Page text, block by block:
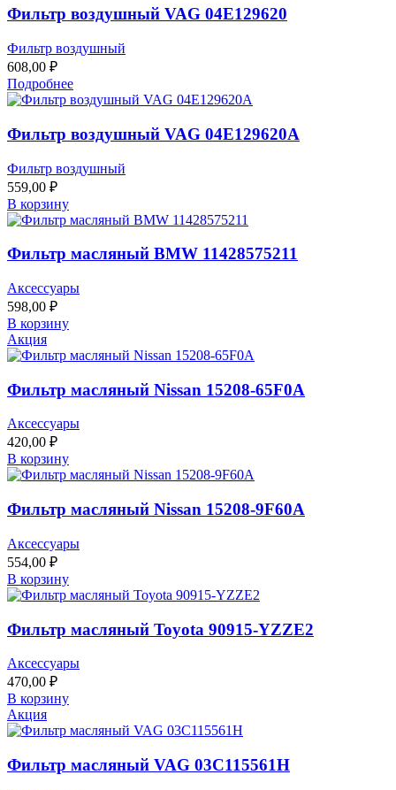
Фильтр воздушный VAG 04E129620
Фильтр воздушный
608,00 ₽
Подробнее
Фильтр воздушный VAG 04E129620A
Фильтр воздушный
559,00 ₽
В корзину
Фильтр масляный BMW 11428575211
Аксессуары
598,00 ₽
В корзину
Акция
Фильтр масляный Nissan 15208-65F0A
Аксессуары
420,00 ₽
В корзину
Фильтр масляный Nissan 15208-9F60A
Аксессуары
554,00 ₽
В корзину
Фильтр масляный Toyota 90915-YZZE2
Аксессуары
470,00 ₽
В корзину
Акция
Фильтр масляный VAG 03C115561H